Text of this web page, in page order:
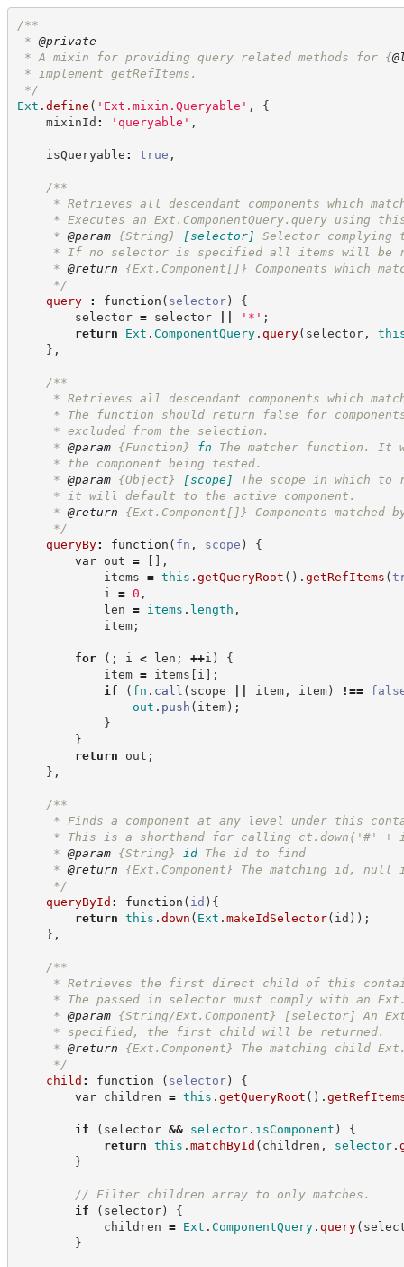
/**
* @private
* A mixin for providing query related methods for {
* implement getRefItems.
*/
Ext . define ( ' Ext.mixin.Queryable ' ,
{
mixinId : ' queryable ' ,
isQueryable : true ,
/**
* Retrieves all descendant components which
* Executes an Ext.ComponentQuery.query using
* @param {String} [selector]
Selector complying
* If no selector is specified all items will be
* @return {Ext.Component[]}
Components which
*/
query
: function ( selector)
{
selector = selector ' * ' ;
return
Ext . ComponentQuery. query( selector,
} ,
/**
* Retrieves all descendant components which
* The function should return false for
* excluded from the selection.
* @param {Function} fn
The matcher function. It
* the component being tested.
* @param {Object} [scope]
The scope in which
* it will default to the active component.
* @return {Ext.Component[]}
Components matched
*/
queryBy: function ( fn , scope )
{
var out = [ ] ,
items = this . getQueryRoot ( ) . getRefItems (
i = 0 ,
len = items . length ,
item;
for ( ; i < len ; ++i )
{
item = items [ i ] ;
if
( fn . call ( scope item, item) !==
out . push ( item) ;
}
}
return out ;
} ,
/**
* Finds a component at any level under this
* This is a shorthand for calling ct.down('#' +
* @param {String} id
The id to find
* @return {Ext.Component}
The matching id, null
*/
queryById : function ( id ) {
return this . down ( Ext . makeIdSelector( id ) ) ;
} ,
/**
* Retrieves the first direct child of this container
* The passed in selector must comply with an
* @param {String/Ext.Component} [selector] An
* specified, the first child will be returned.
* @return {Ext.Component}
The matching child
*/
child : function ( selector)
{
var children = this . getQueryRoot ( ) .
if ( selector && selector. isComponent )
{
return this . matchById ( children , selector.
}
// Filter children array to only matches.
if
( selector)
{
children = Ext . ComponentQuery. query(
}